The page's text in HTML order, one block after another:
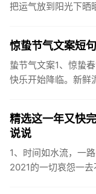
把运气放到阳光下晒
惊蛰节气文案短句
蛰节气文案1、惊蛰
快乐开始降临。新鲜
精选这一年又快
说说
1、时间如水流，一
2021的一切哀怨一